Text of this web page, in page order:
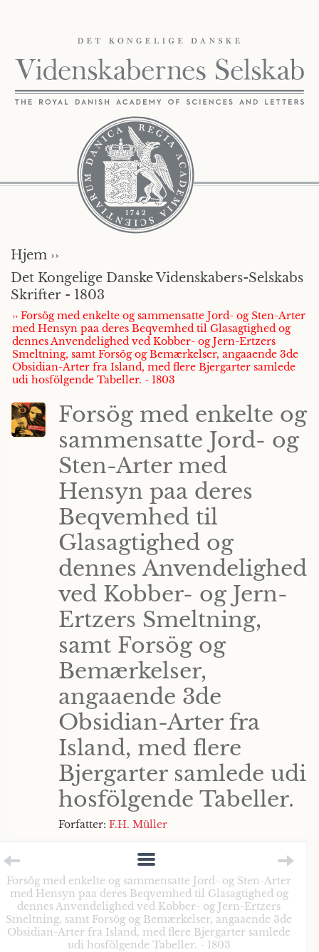
Hjem ››
Det Kongelige Danske Videnskabers-Selskabs
Skrifter - 1803
›› Forsög med enkelte og sammensatte Jord- og Sten-Arter
med Hensyn paa deres Beqvemhed til Glasagtighed og
dennes Anvendelighed ved Kobber- og Jern-Ertzers
Smeltning, samt Forsög og Bemærkelser, angaaende 3de
Obsidian-Arter fra Island, med flere Bjergarter samlede
udi hosfölgende Tabeller. - 1803
Forsög med enkelte og
sammensatte Jord- og
Sten-Arter med
Hensyn paa deres
Beqvemhed til
Glasagtighed og
dennes Anvendelighed
ved Kobber- og Jern-
Ertzers Smeltning,
samt Forsög og
Bemærkelser,
angaaende 3de
Obsidian-Arter fra
Island, med flere
Bjergarter samlede udi
hosfölgende Tabeller.
Forfatter: F.H. Müller
Forsög med enkelte og sammensatte Jord- og Sten-Arter
med Hensyn paa deres Beqvemhed til Glasagtighed og
dennes Anvendelighed ved Kobber- og Jern-Ertzers
Smeltning, samt Forsög og Bemærkelser, angaaende 3de
Obsidian-Arter fra Island, med flere Bjergarter samlede
udi hosfölgende Tabeller. - 1803